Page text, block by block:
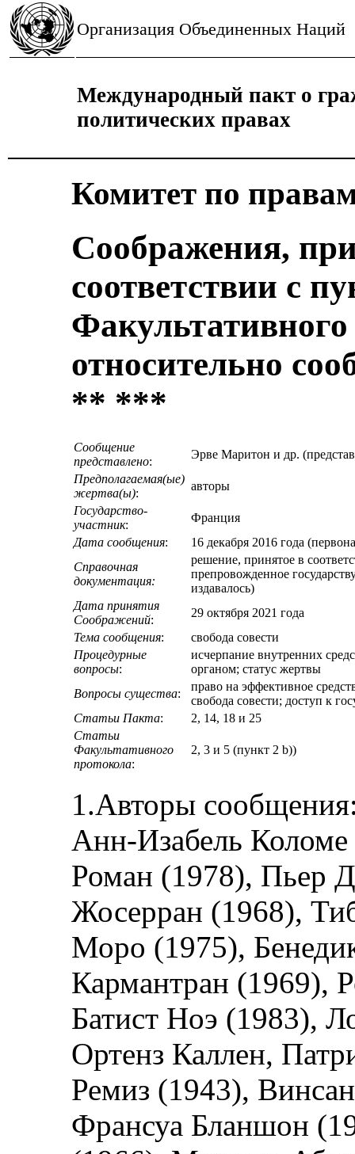
Организация Объединенных Наций
Международный пакт о
политических правах
Комитет по
Соображения,
соответствии с
относительно
** ***
Сообщение
представлено:
Эрве Маритон и др.
Предполагаемая(ые)
жертва(ы):
авторы
Государство-
участник:
Франция
Дата сообщения:
16 декабря 2016 года
Справочная
документация:
решение, принятое в
препровожденное
издавалось)
Дата принятия
Соображений:
29 октября 2021 года
Тема сообщения:
свобода совести
Процедурные
вопросы:
исчерпание внутренних
органом; статус жертвы
Вопросы существа:
право на эффективное
свобода совести; доступ к
Статьи Пакта:
2, 14, 18 и 25
Статьи
Факультативного
протокола:
2, 3 и 5 (пункт 2 b))
1.Авторы
Анн-Изабель
Роман (1978), Пьер
Жосерран (1968),
Моро (1975),
Кармантран (1969),
Батист Ноэ (1983),
Ортенз Каллен,
Ремиз (1943),
Франсуа Бланшон